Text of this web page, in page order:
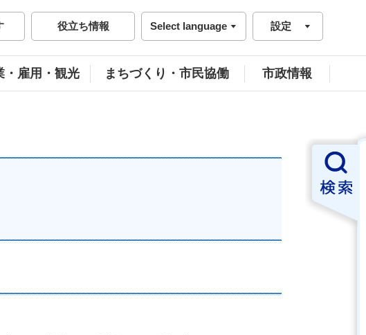
役立ち情報 Select language 設定
・雇用・観光 まちづくり・市民協働 市政情報